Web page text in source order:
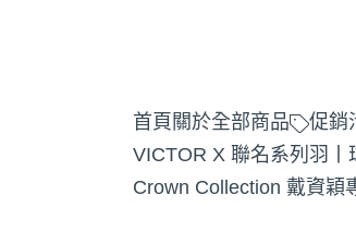
首頁 關於全部商品 促銷
VICTOR X 聯名系列 羽丨
Crown Collection 戴資穎